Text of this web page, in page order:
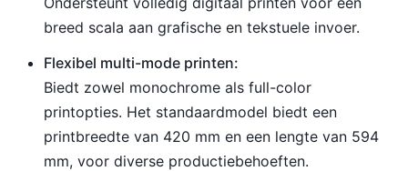
breed scala aan grafische en tekstuele invoer.
Flexibel multi-mode printen:
Biedt zowel monochrome als full-color
printopties. Het standaardmodel biedt een
printbreedte van 420 mm en een lengte van 594
mm, voor diverse productiebehoeften.